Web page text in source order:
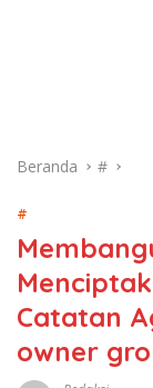
Beranda #
#
Catatan
owner